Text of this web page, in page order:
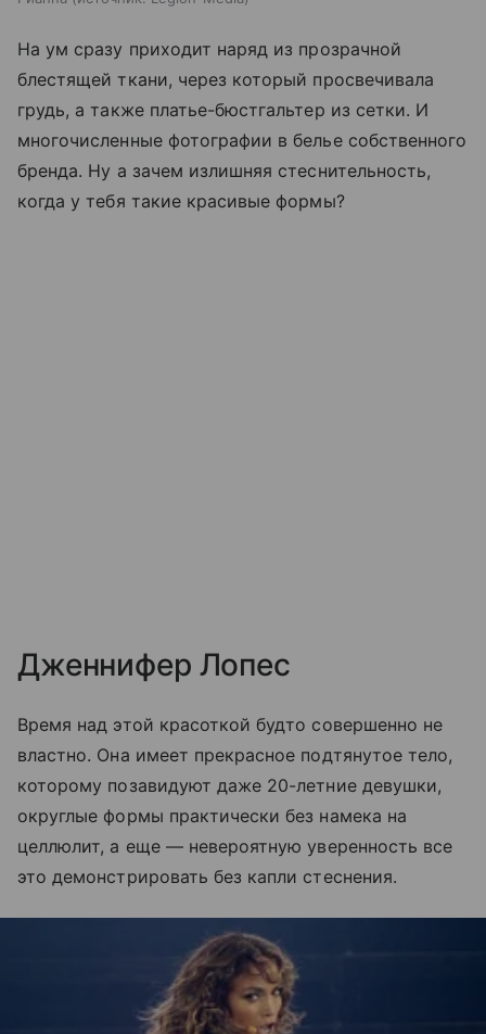
На ум сразу приходит наряд из прозрачной
блестящей ткани, через который просвечивала
грудь, а также платье-бюстгальтер из сетки. И
многочисленные фотографии в белье собственного
бренда. Ну а зачем излишняя стеснительность,
когда у тебя такие красивые формы?
Дженнифер Лопес
Время над этой красоткой будто совершенно не
властно. Она имеет прекрасное подтянутое тело,
которому позавидуют даже 20-летние девушки,
округлые формы практически без намека на
целлюлит, а еще — невероятную уверенность все
это демонстрировать без капли стеснения.